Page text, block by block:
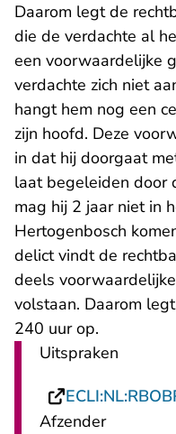
Daarom legt de
die de verdachte al
een voorwaardelijke
verdachte zich niet
hangt hem nog een
zijn hoofd. Deze
in dat hij doorgaat
laat begeleiden door
mag hij 2 jaar niet in
Hertogenbosch
delict vindt de
deels
volstaan. Daarom
240 uur op.
Uitspraken
Afzender